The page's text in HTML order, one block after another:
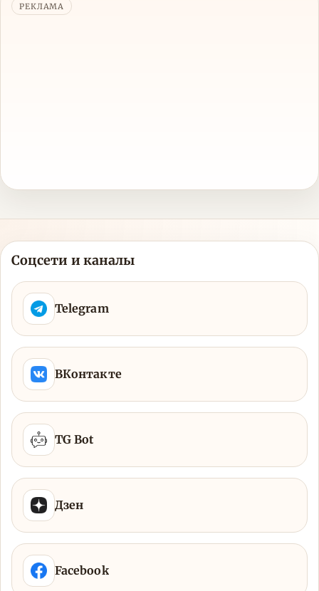
РЕКЛАМА
Соцсети и каналы
Telegram
ВКонтакте
TG Bot
Дзен
Facebook